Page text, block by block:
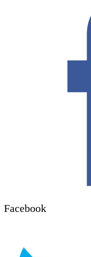
Facebook